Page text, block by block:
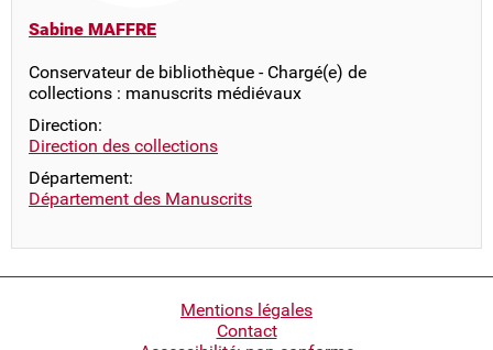
Sabine MAFFRE
Conservateur de bibliothèque - Chargé(e) de
collections : manuscrits médiévaux
Direction:
Direction des collections
Département:
Département des Manuscrits
Mentions légales
Contact